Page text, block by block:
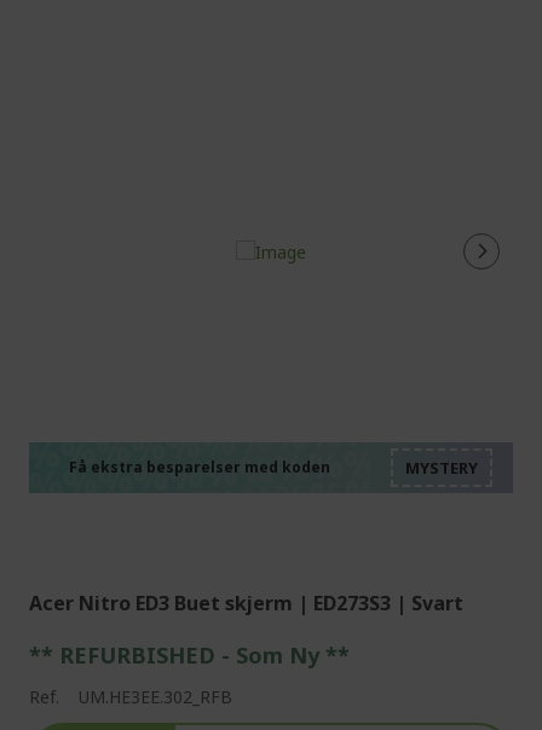
Få ekstra besparelser med koden
Acer Nitro ED3 Buet skjerm | ED273S3 | Svart
** REFURBISHED - Som Ny **
Ref. UM.HE3EE.302_RFB